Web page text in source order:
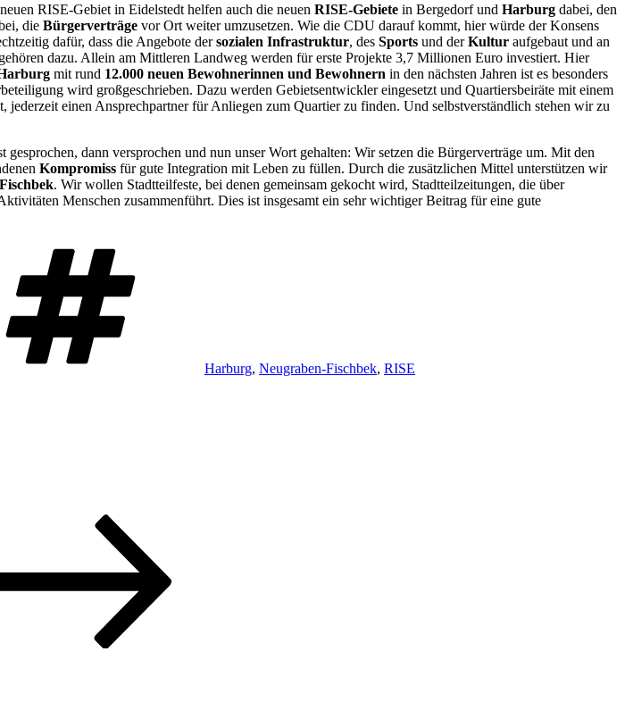
RISE-Gebiet in Eidelstedt helfen auch die neuen RISE-Gebiete in Bergedorf und Harburg dabei, den
die Bürgerverträge vor Ort weiter umzusetzen. Wie die CDU darauf kommt, hier würde der Konsens
dafür, dass die Angebote dersozialen Infrastruktur, des Sports und derKultur aufgebaut und an
dazu. Allein am Mittleren Landweg werden für erste Projekte 3,7 Millionen Euro investiert. Hier
mit rund 12.000 neuen Bewohnerinnen und Bewohnern in den nächsten Jahren ist es besonders
wird großgeschrieben. Dazu werden Gebietsentwickler eingesetzt und Quartiersbeiräte mit einem
jederzeit einen Ansprechpartner für Anliegen zum Quartier zu finden. Und selbstverständlich stehen wir zu
dann versprochen und nun unser Wort gehalten: Wir setzen die Bürgerverträge um. Mit den
Kompromiss für gute Integration mit Leben zu füllen. Durch die zusätzlichen Mittel unterstützen wir
. Wir wollen Stadtteilfeste, bei denen gemeinsam gekocht wird, Stadtteilzeitungen, die über
Menschen zusammenführt. Dies ist insgesamt ein sehr wichtiger Beitrag für eine gute
Harburg, Neugraben-Fischbek, RISE